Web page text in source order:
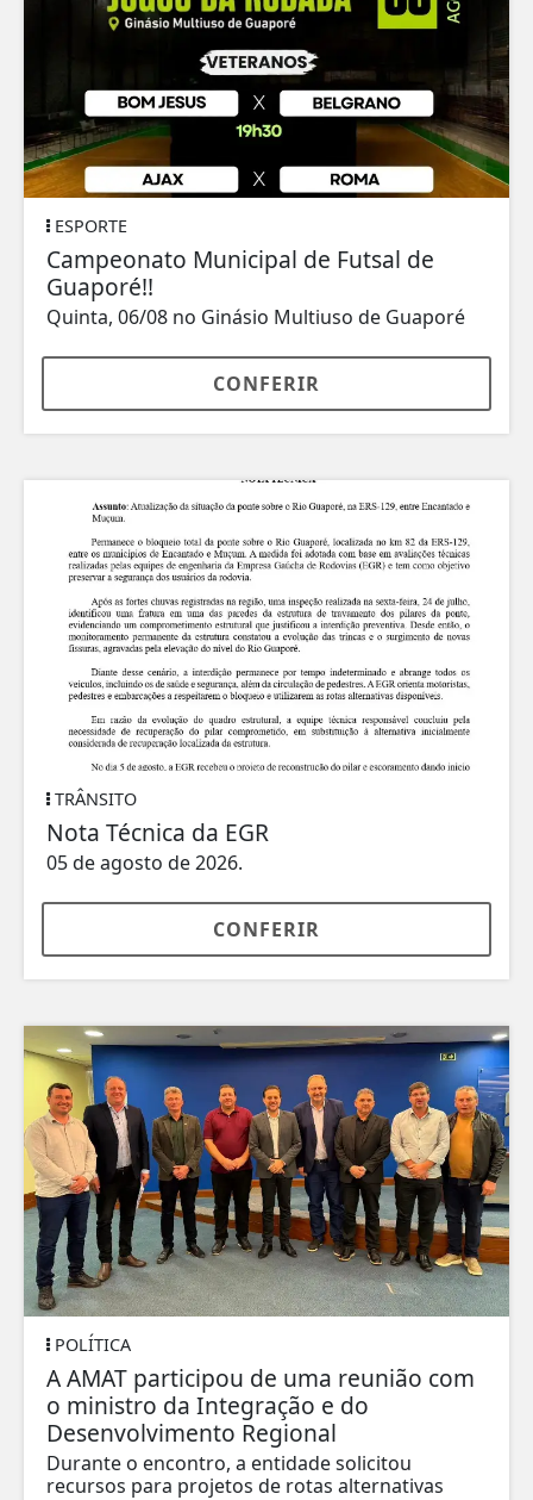
ESPORTE
Campeonato Municipal de Futsal de
Guaporé!!
Quinta, 06/08 no Ginásio Multiuso de Guaporé
CONFERIR
TRÂNSITO
Nota Técnica da EGR
05 de agosto de 2026.
CONFERIR
POLÍTICA
A AMAT participou de uma reunião com
o ministro da Integração e do
Desenvolvimento Regional
Durante o encontro, a entidade solicitou
recursos para projetos de rotas alternativas